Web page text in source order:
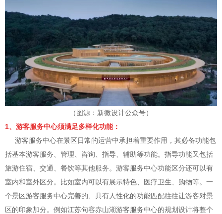
（图源：新微设计公众号）
1、游客服务中心须满足多样化功能：
游客服务中心在景区日常的运营中承担着重要作用，其必备功能包
括基本游客服务、管理、咨询、指导、辅助等功能。指导功能又包括
旅游住宿、交通、餐饮等其他服务。游客服务中心功能区分还可以有
室内和室外区分。比如室内可以有展示特色、医疗卫生、购物等。一
个景区游客服务中心完善的、具有人性化的功能匹配往往让游客对景
区的印象加分。例如江苏句容赤山湖游客服务中心的规划设计将整个